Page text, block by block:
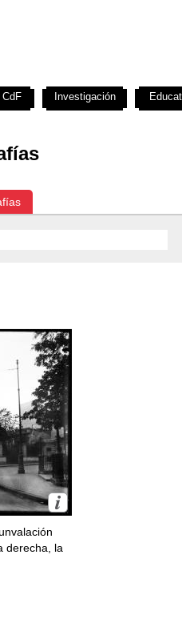
derecha, la
CdF Investigación